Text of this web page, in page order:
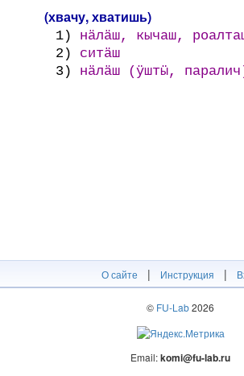
(хвачу, хватишь)
1)
нӓлӓш, кычаш,
2)
ситӓш
3)
нӓлӓш (ӱштӹ,
О сайте | Инструкция |
© FU-Lab2026
Email:komi@fu-lab.ru